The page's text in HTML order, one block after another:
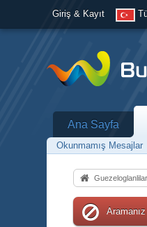
Giriş & Kayıt
Ana Sayfa
Okunmamış Mesajlar